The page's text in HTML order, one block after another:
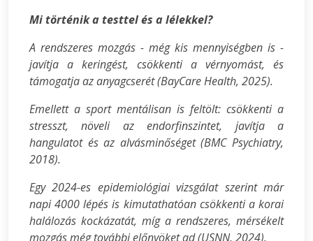
Mi történik a testtel és a lélekkel?
A rendszeres mozgás - még kis mennyiségben is -
javítja a keringést, csökkenti a vérnyomást, és
támogatja az anyagcserét (BayCare Health, 2025).
Emellett a sport mentálisan is feltölt: csökkenti a
stresszt, növeli az endorfinszintet, javítja a
hangulatot és az alvásminőséget (BMC Psychiatry,
2018).
Egy 2024-es epidemiológiai vizsgálat szerint már
napi 4000 lépés is kimutathatóan csökkenti a korai
halálozás kockázatát, míg a rendszeres, mérsékelt
mozgás még további előnyöket ad (USNN, 2024).